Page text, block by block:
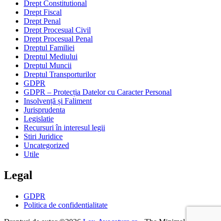
Drept Constitutional
Drept Fiscal
Drept Penal
Drept Procesual Civil
Drept Procesual Penal
Dreptul Familiei
Dreptul Mediului
Dreptul Muncii
Dreptul Transporturilor
GDPR
GDPR – Protecția Datelor cu Caracter Personal
Insolvență și Faliment
Jurisprudenta
Legislatie
Recursuri în interesul legii
Stiri Juridice
Uncategorized
Utile
Legal
GDPR
Politica de confidentialitate